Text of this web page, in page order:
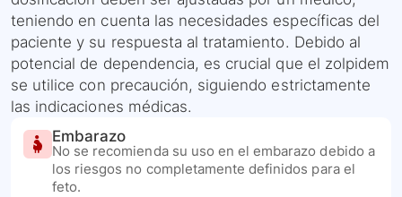
teniendo en cuenta las necesidades específicas del
paciente y su respuesta al tratamiento. Debido al
potencial de dependencia, es crucial que el zolpidem
se utilice con precaución, siguiendo estrictamente
las indicaciones médicas.
Embarazo
No se recomienda su uso en el embarazo debido a
los riesgos no completamente definidos para el
feto.